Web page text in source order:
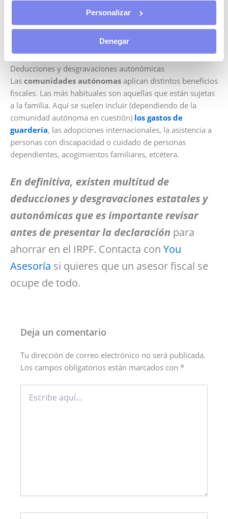
Personalizar
Denegar
Para beneficiarse de esta desgravación, es requisito
imprescindible que la colegiación sea obligatoria para
Deducciones y desgravaciones autonómicas
Las comunidades autónomas aplican distintos beneficios
fiscales. Las más habituales son aquellas que están sujetas
a la familia. Aquí se suelen incluir (dependiendo de la
comunidad autónoma en cuestión) los gastos de
guardería, las adopciones internacionales, la asistencia a
personas con discapacidad o cuidado de personas
dependientes, acogimientos familiares, etcétera.
En definitiva, existen multitud de
deducciones y desgravaciones estatales y
autonómicas que es importante revisar
antes de presentar la declaración para
ahorrar en el IRPF. Contacta con You
Asesoría si quieres que un asesor fiscal se
ocupe de todo.
Deja un comentario
Tu dirección de correo electrónico no será publicada.
Los campos obligatorios están marcados con *
aquí...